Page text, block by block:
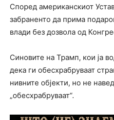
Според американскиот
забраненто да прима
влади без дозвола од
Синовите на Трамп, кои ја
дека ги обесхрабруваат
нивните објекти, но не
„обесхрабруваат“.